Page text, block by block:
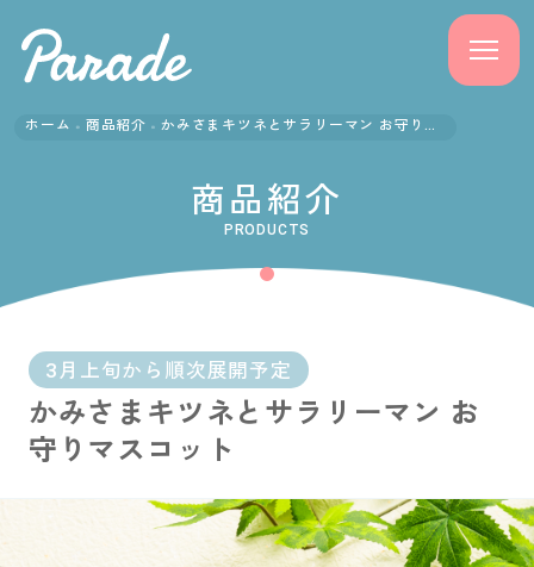
よくある質問
会社概要
採用情報
お問い合わせ
ホーム 商品紹介 かみさまキツネとサラリーマン お守りマスコット
商品紹介
PRODUCTS
3月上旬から順次展開予定
かみさまキツネとサラリーマン お
守りマスコット